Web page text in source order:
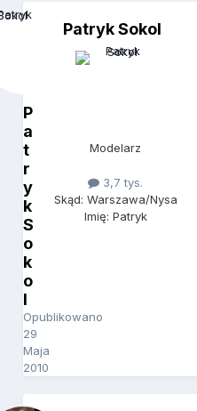
P
a
t
r
y
k
S
o
k
o
l
Opublikowano
29
Maja
2010
Patryk Sokol
Modelarz
3,7 tys.
Skąd: Warszawa/Nysa
Imię: Patryk